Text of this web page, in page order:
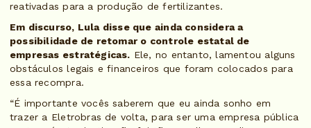
reativadas para a produção de fertilizantes.
Em discurso, Lula disse que ainda considera a
possibilidade de retomar o controle estatal de
empresas estratégicas. Ele, no entanto, lamentou alguns
obstáculos legais e financeiros que foram colocados para
essa recompra.
“É importante vocês saberem que eu ainda sonho em
trazer a Eletrobras de volta, para ser uma empresa pública